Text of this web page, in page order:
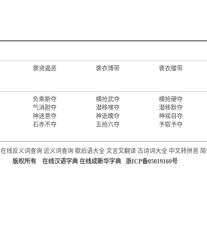
褒贤遏恶 褒衣博带 褒衣缓带
负乘斯夺 横抢武夺
横抢硬夺
气消胆夺 潜移嘿夺
潜移默夺
神迷意夺 神逝魄夺
神摇目夺
石赤不夺 五抢六夺 予取予夺
在线反义词查询 近义词查询 歇后语大全 文言文翻译 古诗词大全 中文转拼音
版权所有 在线汉语字典 在线成新华字典 浙ICP备05019169号